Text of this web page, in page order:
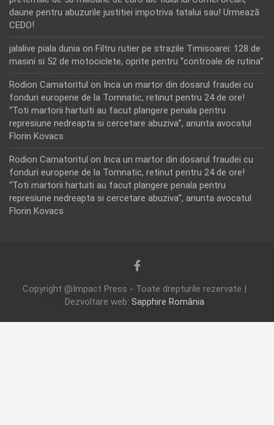
daune pentru abuzurile justitiei impotriva tatalui sau! Urmează
CEDO!
jalalive piala dunia on Filtru rutier pe strazile Timisoarei: 128 de
masini si 52 de motociclete, oprite pentru “controale de rutina”
Rodion Camatoritul on Inca un martor din dosarul fraudei cu
fonduri europene de la Tomnatic, retinut pentru 24 de ore!
“Toti martorii hartuiti au facut plangere penala pentru
represiune nedreapta si cercetare abuziva”, anunta avocatul
Florin Kovacs
Rodion Camatoritul on Inca un martor din dosarul fraudei cu
fonduri europene de la Tomnatic, retinut pentru 24 de ore!
“Toti martorii hartuiti au facut plangere penala pentru
represiune nedreapta si cercetare abuziva”, anunta avocatul
Florin Kovacs
Copyright @Impact Press - Toate drepturile rezervate |
Dezvoltare web: Sapphire România